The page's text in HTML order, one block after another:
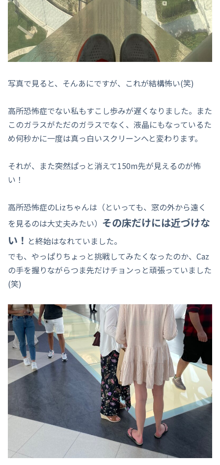
写真で見ると、そんあにですが、これが結構怖い(笑)
高所恐怖症でない私もすこし歩みが遅くなりました。また
このガラスがただのガラスでなく、液晶にもなっているた
め何秒かに一度は真っ白いスクリーンへと変わります。
それが、また突然ぱっと消えて150m先が見えるのが怖
い！
高所恐怖症のLizちゃんは（といっても、窓の外から遠く
を見るのは大丈夫みたい） その床だけには近づけな
い！ と終始はなれていました。
でも、やっぱりちょっと挑戦してみたくなったのか、Caz
の手を握りながらつま先だけチョンっと頑張っていました
(笑)